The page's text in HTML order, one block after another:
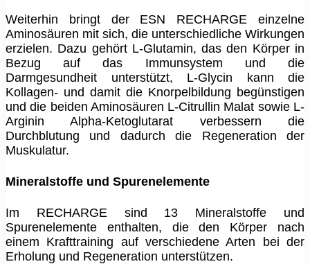
Weiterhin bringt der ESN RECHARGE einzelne
Aminosäuren mit sich, die unterschiedliche Wirkungen
erzielen. Dazu gehört L-Glutamin, das den Körper in
Bezug auf das Immunsystem und die
Darmgesundheit unterstützt, L-Glycin kann die
Kollagen- und damit die Knorpelbildung begünstigen
und die beiden Aminosäuren L-Citrullin Malat sowie L-
Arginin Alpha-Ketoglutarat verbessern die
Durchblutung und dadurch die Regeneration der
Muskulatur.
Mineralstoffe und Spurenelemente
Im RECHARGE sind 13 Mineralstoffe und
Spurenelemente enthalten, die den Körper nach
einem Krafttraining auf verschiedene Arten bei der
Erholung und Regeneration unterstützen.